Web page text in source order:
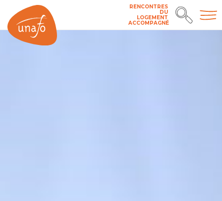
RENCONTRES
DU
LOGEMENT
ACCOMPAGNÉ